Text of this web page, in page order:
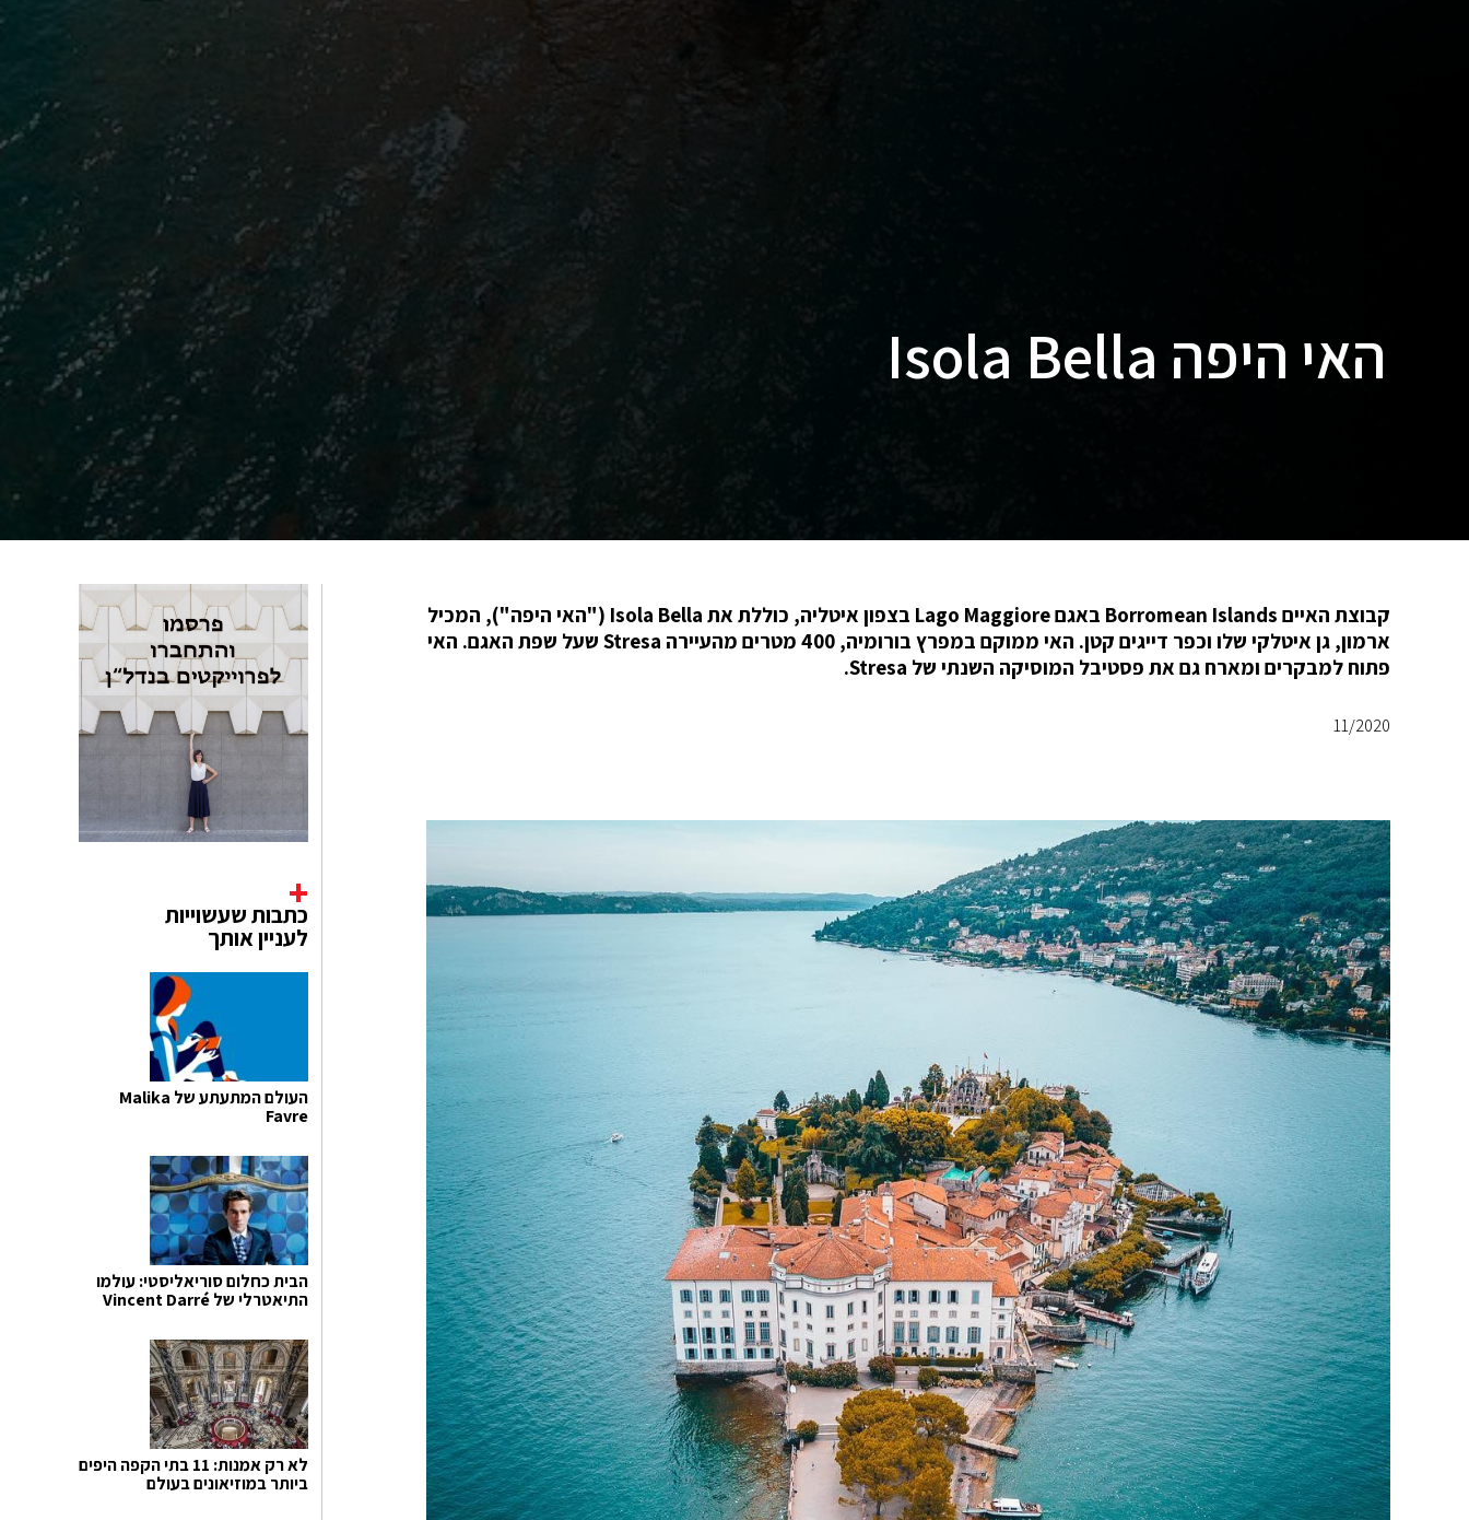
האי היפה Isola Bella
קבוצת האיים Borromean Islands באגם Lago Maggiore בצפון איטליה, כוללת את Isola Bella ("האי היפה"), המכיל
ארמון, גן איטלקי שלו וכפר דייגים קטן. האי ממוקם במפרץ בורומיה, 400 מטרים מהעיירה Stresa שעל שפת האגם. האי
פתוח למבקרים ומארח גם את פסטיבל המוסיקה השנתי של Stresa.
11/2020
כתבות שעשוייות
לעניין אותך
העולם המתעתע של Malika
Favre
הבית כחלום סוריאליסטי: עולמו
התיאטרלי של Vincent Darré
לא רק אמנות: 11 בתי הקפה היפים
ביותר במוזיאונים בעולם